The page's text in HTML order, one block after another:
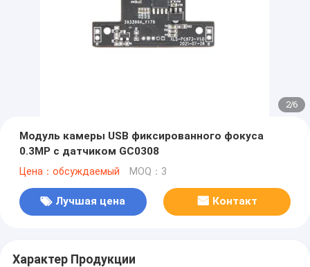
2/6
Модуль камеры USB фиксированного фокуса
0.3MP с датчиком GC0308
Цена：обсуждаемый MOQ：3
Лучшая цена Контакт
Характер Продукции